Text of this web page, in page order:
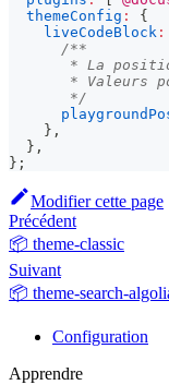
themeConfig :
{
liveCodeBlock :
/**
* La
* Valeurs
       */
} ,
} ,
} ;
Modifier cette page
Précédent
📦 theme-classic
Suivant
📦 theme-search-
Configuration
Apprendre